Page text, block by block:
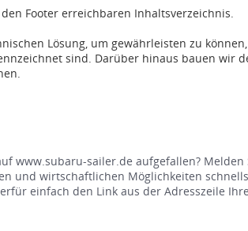
Footer erreichbaren Inhaltsverzeichnis.
Lösung, um gewährleisten zu
sind. Darüber hinaus bauen
www.subaru-sailer.de aufgefallen?
und wirtschaftlichen Möglichkeiten
einfach den Link aus der Adresszeile